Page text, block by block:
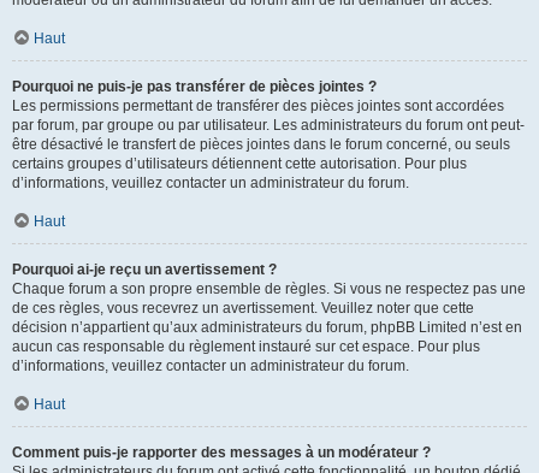
Haut
Pourquoi ne puis-je pas transférer de pièces jointes ?
Les permissions permettant de transférer des pièces jointes sont accordées
par forum, par groupe ou par utilisateur. Les administrateurs du forum ont peut-
être désactivé le transfert de pièces jointes dans le forum concerné, ou seuls
certains groupes d’utilisateurs détiennent cette autorisation. Pour plus
d’informations, veuillez contacter un administrateur du forum.
Haut
Pourquoi ai-je reçu un avertissement ?
Chaque forum a son propre ensemble de règles. Si vous ne respectez pas une
de ces règles, vous recevrez un avertissement. Veuillez noter que cette
décision n’appartient qu’aux administrateurs du forum, phpBB Limited n’est en
aucun cas responsable du règlement instauré sur cet espace. Pour plus
d’informations, veuillez contacter un administrateur du forum.
Haut
Comment puis-je rapporter des messages à un modérateur ?